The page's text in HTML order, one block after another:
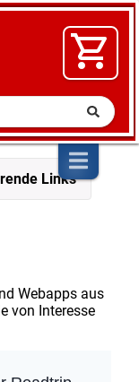
Suche
Links
Webapps aus
von Interesse